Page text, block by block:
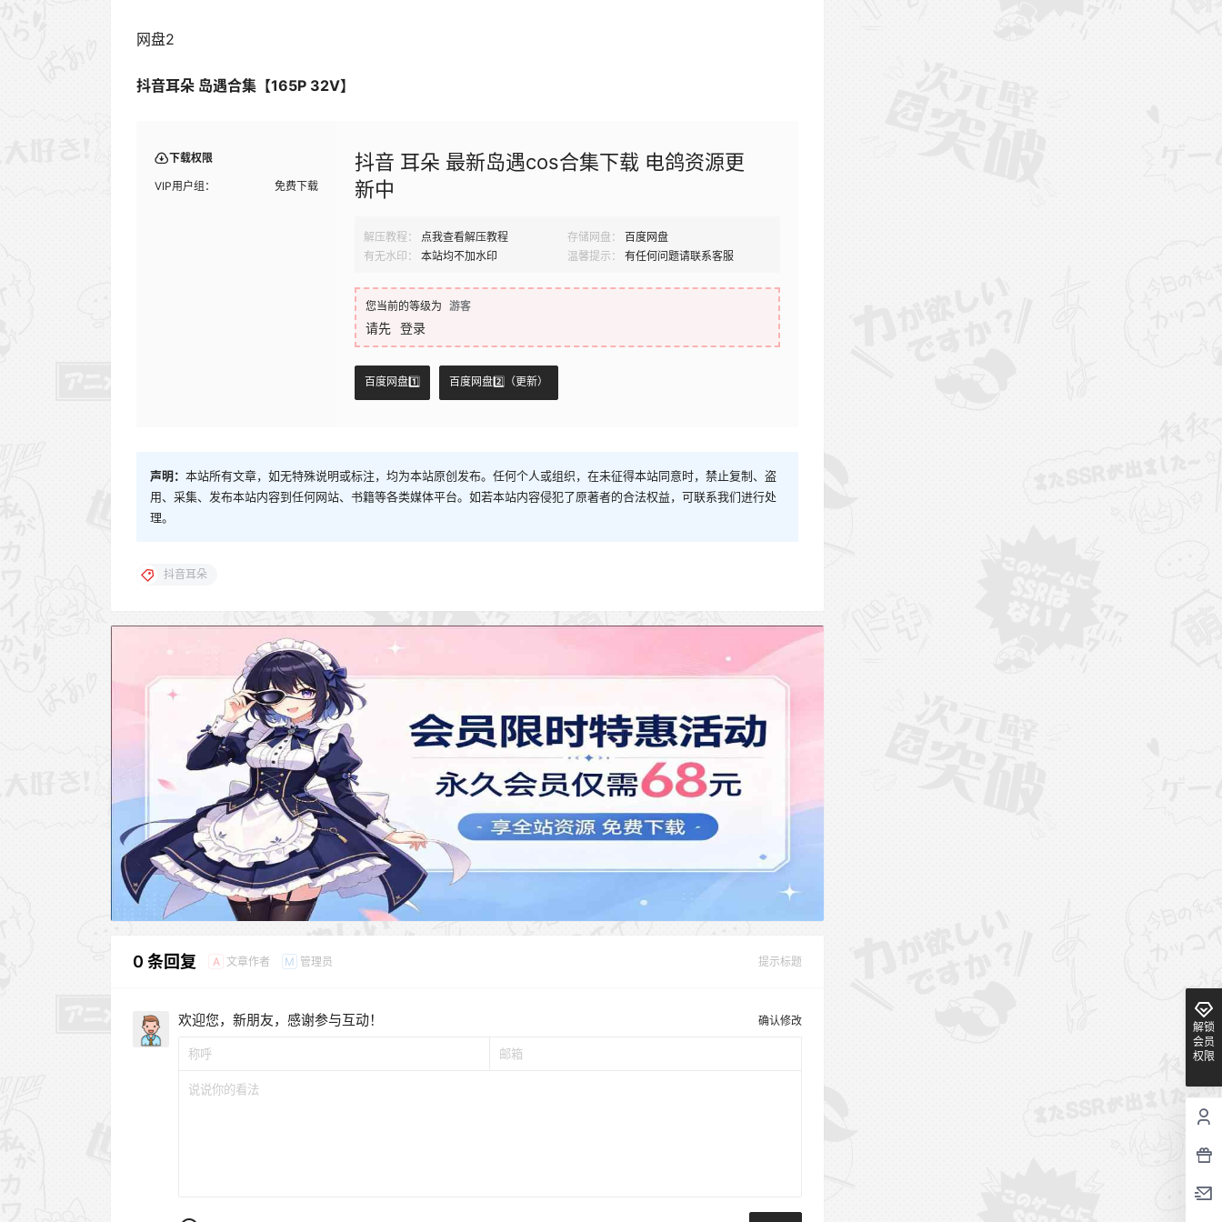
网盘2
抖音耳朵 岛遇合集【165P 32V】
下载权限
VIP用户组： 免费下载
抖音 耳朵 最新岛遇cos合集下载 电鸽资源更
新中
解压教程： 点我查看解压教程 存储网盘：
百度网盘
有无水印：
本站均不加水印 温馨提示： 有任何问题请联系客服
您当前的等级为 游客
请先 登录
百度网盘1️⃣ 百度网盘2️⃣（更新）
声明： 本站所有文章，如无特殊说明或标注，均为本站原创发布。任何个人或组织，在未征得本站同意时，禁止复制、盗
用、采集、发布本站内容到任何网站、书籍等各类媒体平台。如若本站内容侵犯了原著者的合法权益，可联系我们进行处
理。
抖音耳朵
0 条回复 A 文章作者 M 管理员 提示标题
欢迎您，新朋友，感谢参与互动！ 确认修改
解锁
会员
权限